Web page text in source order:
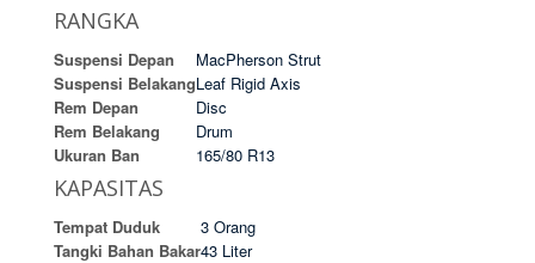
RANGKA
Suspensi Depan
MacPherson Strut
Suspensi BelakangLeaf Rigid Axis
Rem Depan
Disc
Rem Belakang
Drum
Ukuran Ban
165/80 R13
KAPASITAS
Tempat Duduk
3 Orang
Tangki Bahan Bakar43 Liter